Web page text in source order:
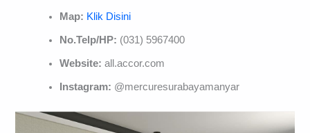
Map: Klik Disini
No.Telp/HP: (031) 5967400
Website: all.accor.com
Instagram: @mercuresurabayamanyar